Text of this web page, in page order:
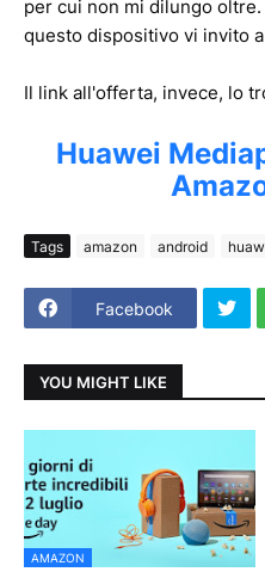
per cui non mi dilungo
questo dispositivo vi invito
Il link all'offerta, invece, lo
Huawei
Tags amazon android
Facebook
YOU MIGHT LIKE
AMAZON